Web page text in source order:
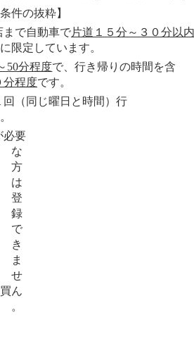
件の抜粋】
まで自動車で片道１５分～３０分以
限定しています。
50分程度で、行き帰りの時間を含
分程度です。
（同じ曜日と時間）行
必要
な
方
は
登
録
で
き
ま
せ
ん
。